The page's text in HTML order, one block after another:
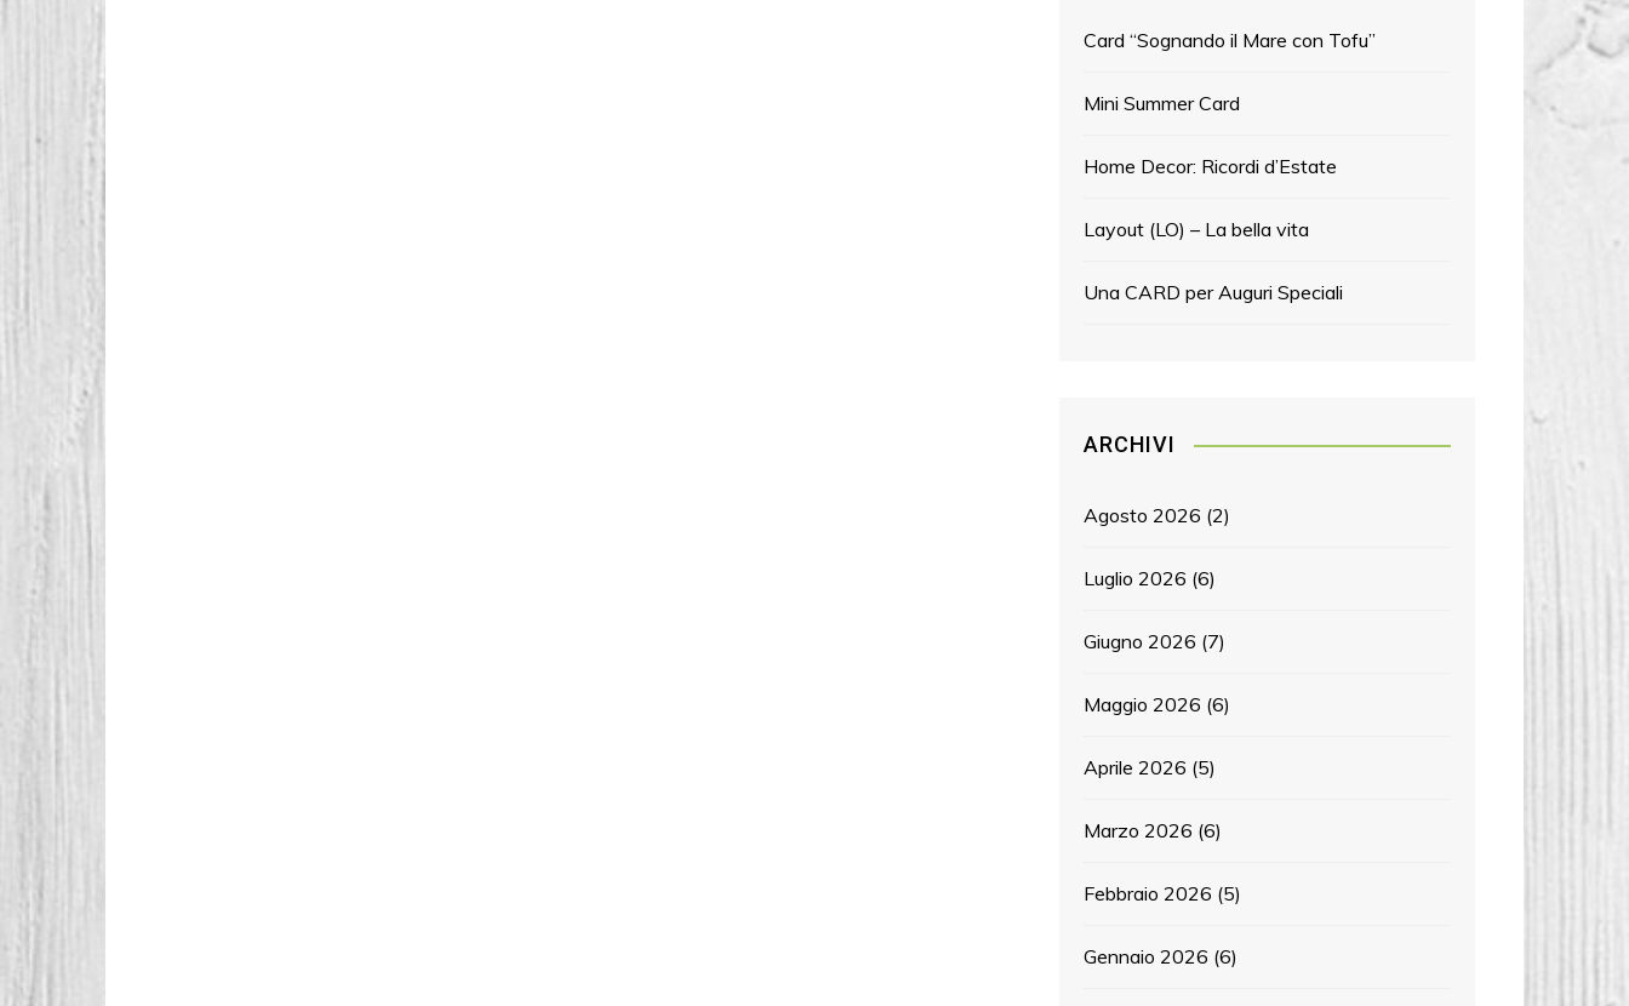
Card “Sognando il Mare con Tofu”
Mini Summer Card
Home Decor: Ricordi d’Estate
Layout (LO) – La bella vita
Una CARD per Auguri Speciali
ARCHIVI
Agosto 2026 (2)
Luglio 2026 (6)
Giugno 2026 (7)
Maggio 2026 (6)
Aprile 2026 (5)
Marzo 2026 (6)
Febbraio 2026 (5)
Gennaio 2026 (6)